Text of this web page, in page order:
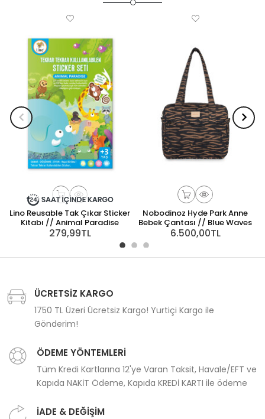
Lino Reusable Tak Çıkar Sticker
Kitabı // Animal Paradise
279,99TL
Nobodinoz Hyde Park Anne
Bebek Çantası // Blue Waves
6.500,00TL
ÜCRETSİZ KARGO
1750 TL Üzeri Ücretsiz Kargo! Yurtiçi Kargo ile
Gönderim!
ÖDEME YÖNTEMLERİ
Tüm Kredi Kartlarına 12'ye Varan Taksit, Havale/EFT ve
Kapıda NAKİT Ödeme, Kapıda KREDİ KARTI ile ödeme
İADE & DEĞİŞİM